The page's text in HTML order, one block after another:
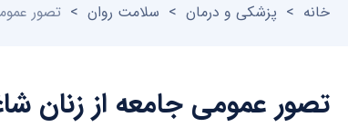
خانه > پزشکی و درمان > سلامت روان > تصور
تصور عمومی جامعه از زنان